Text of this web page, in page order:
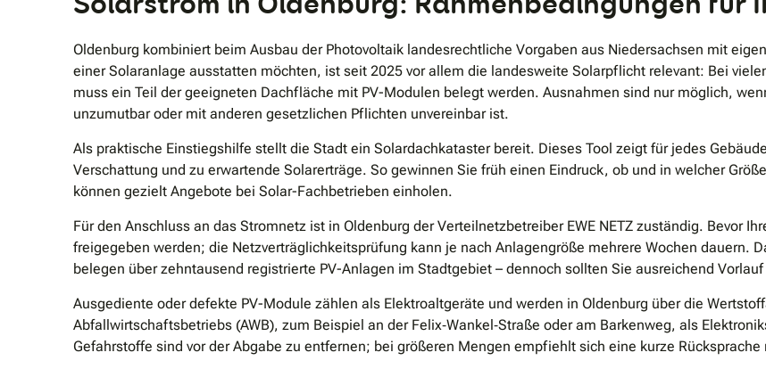
Oldenburg kombiniert beim Ausbau der Photovoltaik landesrechtliche Vorgaben aus Niedersachsen mit
einer Solaranlage ausstatten möchten, ist seit 2025 vor allem die landesweite Solarpflicht relevant: Bei
muss ein Teil der geeigneten Dachfläche mit PV-Modulen belegt werden. Ausnahmen sind nur möglich,
unzumutbar oder mit anderen gesetzlichen Pflichten unvereinbar ist.
Als praktische Einstiegshilfe stellt die Stadt ein Solardachkataster bereit. Dieses Tool zeigt für jedes
Verschattung und zu erwartende Solarerträge. So gewinnen Sie früh einen Eindruck, ob und in welcher
können gezielt Angebote bei Solar-Fachbetrieben einholen.
Für den Anschluss an das Stromnetz ist in Oldenburg der Verteilnetzbetreiber EWE NETZ zuständig. Bevor
freigegeben werden; die Netzverträglichkeitsprüfung kann je nach Anlagengröße mehrere Wochen dauern.
belegen über zehntausend registrierte PV-Anlagen im Stadtgebiet – dennoch sollten Sie ausreichend
Ausgediente oder defekte PV-Module zählen als Elektroaltgeräte und werden in Oldenburg über die
Abfallwirtschaftsbetriebs (AWB), zum Beispiel an der Felix‐Wankel‐Straße oder am Barkenweg, als
Gefahrstoffe sind vor der Abgabe zu entfernen; bei größeren Mengen empfiehlt sich eine kurze Rücksprache